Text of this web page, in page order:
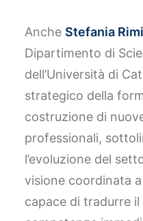
Anche Stefania
Dipartimento di
dell’Università di
strategico della
costruzione di
professionali,
l’evoluzione del
visione coordinata
capace di tradurre